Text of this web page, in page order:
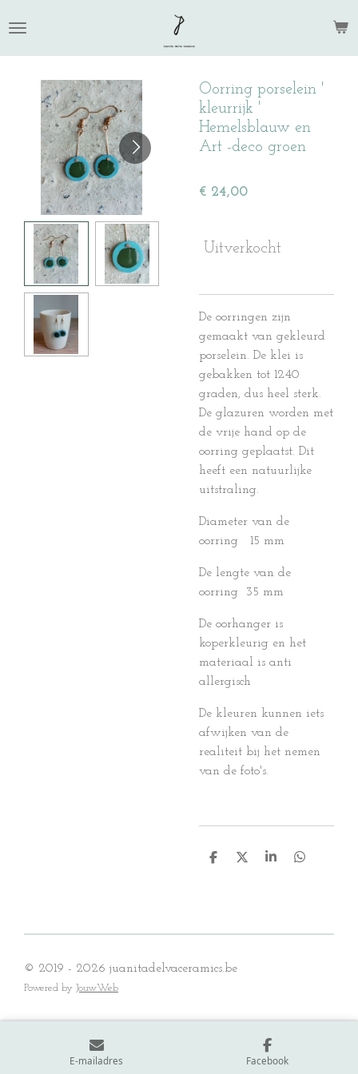
direct
naar
hoofdinhoud
Oorring porselein '
kleurrijk '
Hemelsblauw en
Art -deco groen
€ 24,00
Uitverkocht
De oorringen zijn
gemaakt van gekleurd
porselein. De klei is
gebakken tot 1240
graden, dus heel sterk.
De glazuren worden met
de vrije hand op de
oorring geplaatst. Dit
heeft een natuurlijke
uitstraling.
Diameter van de
oorring 15 mm
De lengte van de
oorring 35 mm
De oorhanger is
koperkleurig en het
materiaal is anti
allergisch
De kleuren kunnen iets
afwijken van de
realiteit bij het nemen
van de foto's.
D
D
S
D
© 2019 - 2026 juanitadelvaceramics.be
Powered by JouwWeb
E-mailadres Facebook